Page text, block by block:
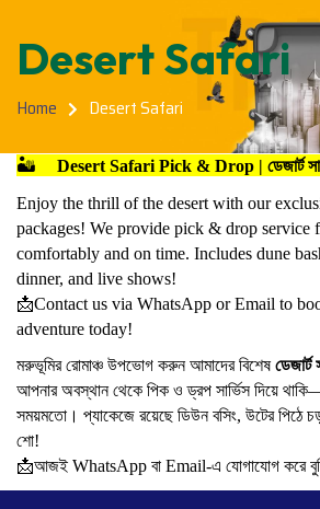
Desert Safari
Home Desert Safari
🏜️
Desert Safari Pick & Drop | ডেজার্ট
Enjoy the thrill of the desert with our
packages! We provide pick & drop
comfortably and on time. Includes dune
dinner, and live shows!
📩Contact us via WhatsApp or Email to
adventure today!
মরুভূমির রোমাঞ্চ উপভোগ করুন আমাদের বিশেষডেজার্ট
আপনার অবস্থান থেকে পিক ও ড্রপ সার্ভিস দিয়ে
সময়মতো। প্যাকেজে রয়েছে ডিউন বসিং, উটের পিঠে
শো!
📩আজই WhatsApp বা Email-এ যোগাযোগ করে